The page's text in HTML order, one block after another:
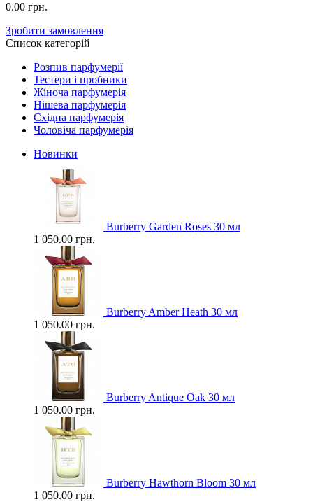
0.00 грн.
Зробити замовлення
Список категорій
Розпив парфумерії
Тестери і пробники
Жіноча парфумерія
Нішева парфумерія
Східна парфумерія
Чоловіча парфумерія
Новинки
Burberry Garden Roses 30 мл
1 050.00 грн.
Burberry Amber Heath 30 мл
1 050.00 грн.
Burberry Antique Oak 30 мл
1 050.00 грн.
Burberry Hawthorn Bloom 30 мл
1 050.00 грн.